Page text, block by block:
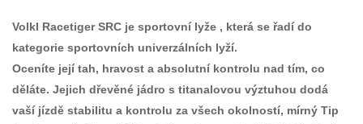
Volkl Racetiger SRC je sportovní lyže , která se řadí do
kategorie sportovních univerzálních lyží.
Oceníte její tah, hravost a absolutní kontrolu nad tím, co
děláte. Jejich dřevěné jádro s titanalovou výztuhou dodá
vaší jízdě stabilitu a kontrolu za všech okolností, mírný Tip